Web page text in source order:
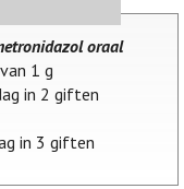
oraal
1 g
in 2 giften
in 3 giften